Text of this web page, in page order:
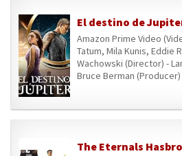
El destino de
Amazon Prime Video
Tatum, Mila Kunis, Eddie
Wachowski (Director) -
Bruce Berman (Producer)